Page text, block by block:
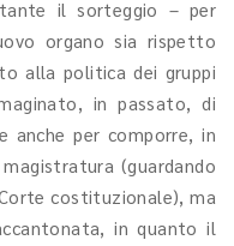
il sorteggio – per
organo sia rispetto
alla politica dei gruppi
in passato, di
anche per comporre, in
(guardando
costituzionale), ma
in quanto il